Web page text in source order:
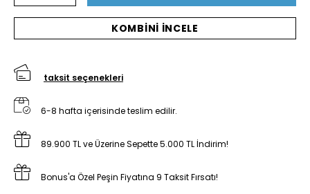
KOMBİNİ İNCELE
taksit seçenekleri
6-8 hafta içerisinde teslim edilir.
89.900 TL ve Üzerine Sepette 5.000 TL İndirim!
Bonus'a Özel Peşin Fiyatına 9 Taksit Fırsatı!